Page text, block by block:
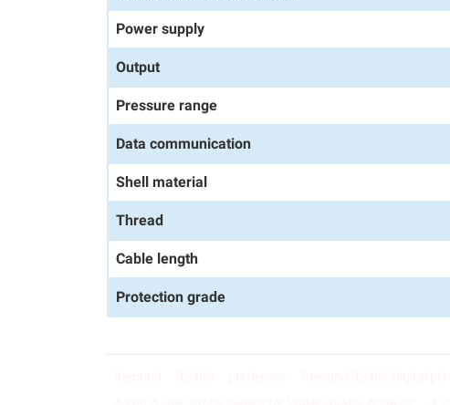
Power supply
Output
Pressure range
Data communication
Shell material
Thread
Cable length
Protection grade